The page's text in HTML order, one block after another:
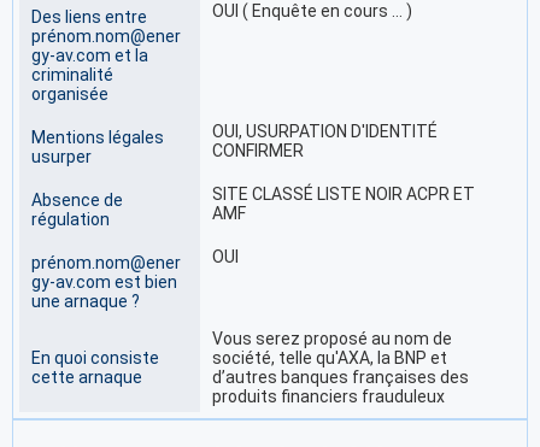
Des liens entre
prénom.nom@ener
gy-av.com et la
criminalité
organisée
OUI ( Enquête en cours … )
Mentions légales
usurper
OUI, USURPATION D'IDENTITÉ
CONFIRMER
Absence de
régulation
SITE CLASSÉ LISTE NOIR ACPR ET
AMF
prénom.nom@ener
gy-av.com est bien
une arnaque ?
OUI
En quoi consiste
cette arnaque
Vous serez proposé au nom de
société, telle qu'AXA, la BNP et
d’autres banques françaises des
produits financiers frauduleux